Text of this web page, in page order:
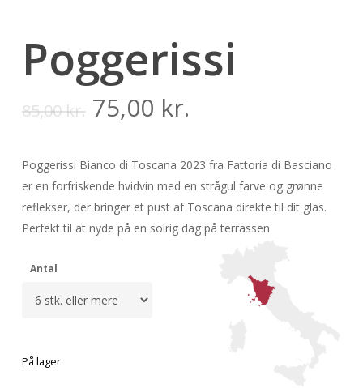
Poggerissi
85,00kr. Original
price
was:
85,00 kr..
75,00 kr.
is:
75,00 kr..
Poggerissi Bianco di Toscana 2023 fra Fattoria di Basciano
er en forfriskende hvidvin med en strågul farve og grønne
reflekser, der bringer et pust af Toscana direkte til dit glas.
Perfekt til at nyde på en solrig dag på terrassen.
Antal
På lager